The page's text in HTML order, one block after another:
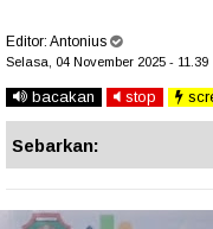
Editor: Antonius
Selasa, 04 November 2025 - 11.39
bacakan stop
Sebarkan: